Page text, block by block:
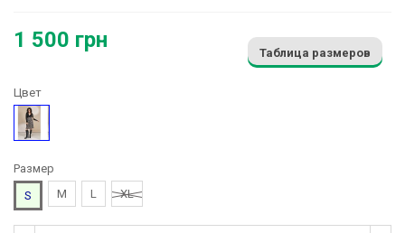
1 500 грн
Таблица размеров
Цвет
Черный
Размер
S
M L XL